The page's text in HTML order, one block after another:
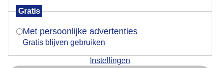
Gratis
Met persoonlijke advertenties
Gratis blijven gebruiken
Instellingen
Is goed, toon de popup
Nu niet, misschien later